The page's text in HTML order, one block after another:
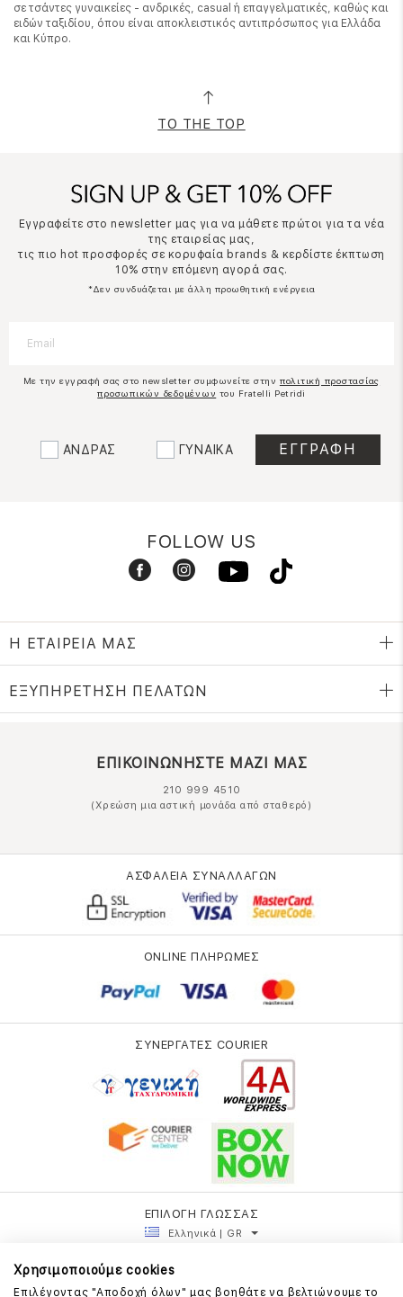
σε τσάντες γυναικείες - ανδρικές, casual ή επαγγελματικές, καθώς και
ειδών ταξιδίου, όπου είναι αποκλειστικός αντιπρόσωπος για Ελλάδα
και Κύπρο.
TO THE TOP
Εγγραφείτε στο newsletter μας για να μάθετε πρώτοι για τα νέα
της εταιρείας μας,
τις πιο hot προσφορές σε κορυφαία brands & κερδίστε έκπτωση
10% στην επόμενη αγορά σας.
*Δεν συνδυάζεται με άλλη προωθητική ενέργεια
Με την εγγραφή σας στο newsletter συμφωνείτε στην πολιτική προστασίας
προσωπικών δεδομένων του Fratelli Petridi
ΑΝΔΡΑΣ ΓΥΝΑΙΚΑ
FOLLOW US
Η ΕΤΑΙΡΕΙΑ ΜΑΣ
ΕΞΥΠΗΡΕΤΗΣΗ ΠΕΛΑΤΩΝ
ΕΠΙΚΟΙΝΩΝΗΣΤΕ ΜΑΖΙ ΜΑΣ
210 999 4510
(Χρεώση μια αστική μονάδα από σταθερό)
ΑΣΦΑΛΕΙΑ ΣΥΝΑΛΛΑΓΩΝ
ONLINE ΠΛΗΡΩΜΕΣ
ΣΥΝΕΡΓΑΤΕΣ COURIER
ΕΠΙΛΟΓΗ ΓΛΩΣΣΑΣ
Ελληνικά | GR
Χρησιμοποιούμε cookies
Επιλέγοντας "Αποδοχή όλων" μας βοηθάτε να βελτιώνουμε το